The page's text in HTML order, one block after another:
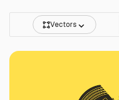
Vectors